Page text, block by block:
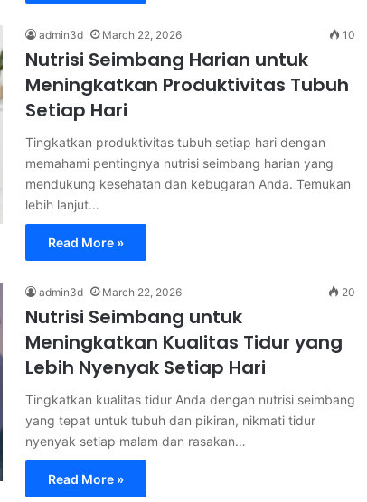
admin3d March 22, 2026 10
Nutrisi Seimbang Harian untuk
Meningkatkan Produktivitas Tubuh
Setiap Hari
Tingkatkan produktivitas tubuh setiap hari dengan
memahami pentingnya nutrisi seimbang harian yang
mendukung kesehatan dan kebugaran Anda. Temukan
lebih lanjut…
Read More »
admin3d March 22, 2026 20
Nutrisi Seimbang untuk
Meningkatkan Kualitas Tidur yang
Lebih Nyenyak Setiap Hari
Tingkatkan kualitas tidur Anda dengan nutrisi seimbang
yang tepat untuk tubuh dan pikiran, nikmati tidur
nyenyak setiap malam dan rasakan…
Read More »